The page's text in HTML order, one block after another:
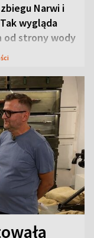
Narwi i
Tak wygląda
od strony wody